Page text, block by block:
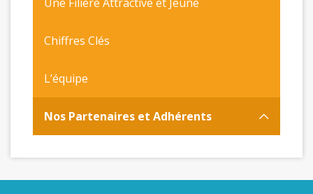
Chiffres Clés
L’équipe
Nos Partenaires et Adhérents